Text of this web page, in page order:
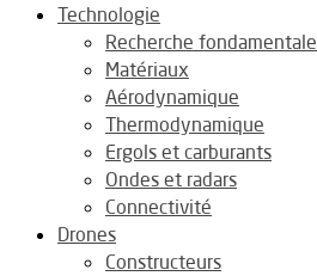
Technologie
Recherche fondamentale
Matériaux
Aérodynamique
Thermodynamique
Ergols et carburants
Ondes et radars
Connectivité
Drones
Constructeurs